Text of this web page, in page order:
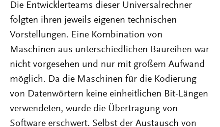
Die Entwicklerteams dieser Universalrechner
folgten ihren jeweils eigenen technischen
Vorstellungen. Eine Kombination von
Maschinen aus unterschiedlichen Baureihen war
nicht vorgesehen und nur mit großem Aufwand
möglich. Da die Maschinen für die Kodierung
von Datenwörtern keine einheitlichen Bit-Längen
verwendeten, wurde die Übertragung von
Software erschwert. Selbst der Austausch von